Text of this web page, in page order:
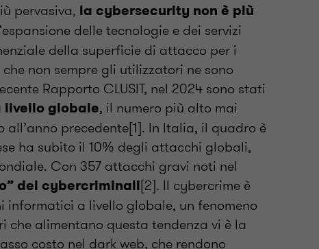
pervasiva, la cybersecurity non è più
delle tecnologie e dei servizi
della superficie di attacco per i
non sempre gli utilizzatori ne sono
Rapporto CLUSIT, nel 2024 sono stati
livello globale, il numero più alto mai
precedente[1]. In Italia, il quadro è
ha subito il 10% degli attacchi globali,
Con 357 attacchi gravi noti nel
dei cybercriminali[2]. Il cybercrime è
a livello globale, un fenomeno
alimentano questa tendenza vi è la
costo nel dark web, che rendono